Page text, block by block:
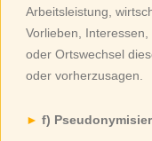
Arbeitsleistung,
Vorlieben,
oder Ortswechsel
oder vorherzusagen.
f)